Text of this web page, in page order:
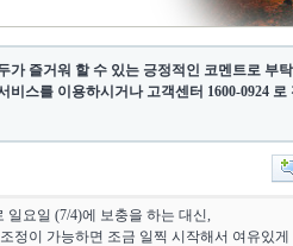
즐거워 할 수 있는 긍정적인 코멘트로 부탁
비스를 이용하시거나 고객센터 1600-0924 로
요일 (7/4)에 보충을 하는 대신,
정이 가능하면 조금 일찍 시작해서 여유있게